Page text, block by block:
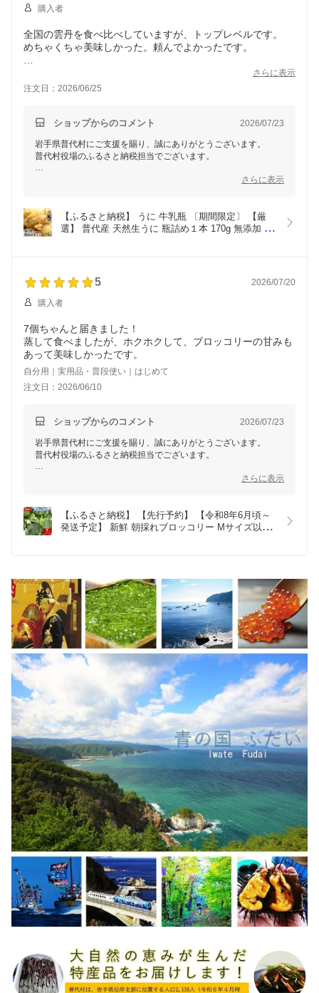
購入者
全国の雲丹を食べ比べしていますが、トップレベルです。
めちゃくちゃ美味しかった。頼んでよかったです。
商品と一緒に添付してあった、普代村のリーフレットを興味
深く拝見しました。実際に行ってみたくなりました。
さらに表示
注文日：2026/06/25
ショップからのコメント 2026/07/23
岩手県普代村にご支援を賜り、誠にありがとうございます。
普代村役場のふるさと納税担当でございます。
この度は、「普代産 天然生うに」をお選びいただき、そして高
けたこと、大変光栄に存じます。美味しくお召し上がりいただけ
たとのお言葉、本当に嬉しい限りです。
魅力や新鮮な海産物を堪能していただければ幸いでございます。
今後も全国から応援いただくご寄付者様にお喜びいただけるふる
ますので、引き続き岩手県普代村をよろしくお願いいたします。
さらに表示
【ふるさと納税】 うに 牛乳瓶 〔期間限定〕 【厳
選】 普代産 天然生うに 瓶詰め１本 170g 無添加 塩
5 2026/07/20
購入者
7個ちゃんと届きました！
蒸して食べましたが、ホクホクして、ブロッコリーの甘みも
あって美味しかったです。
自分用｜実用品・普段使い｜はじめて
注文日：2026/06/10
ショップからのコメント 2026/07/23
岩手県普代村にご支援を賜り、誠にありがとうございます。
普代村役場のふるさと納税担当でございます。
美味しくお召し上がりいただけたとのこと、朝採れの新鮮なブロ
今後も全国から応援いただくご寄付者様にお喜びいただけるふる
さと納税となるよう、事業者、役場共に精一杯取り組んでまいり
さらに表示
【ふるさと納税】 【先行予約】 【令和8年6月頃～
発送予定】 新鮮 朝採れブロッコリー Mサイズ以上